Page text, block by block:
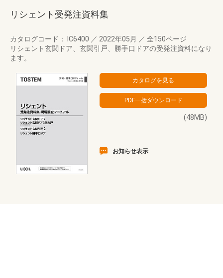
リシェント受発注資料集
カタログコード： IC6400 ／ 2022年05月 ／ 全150ページ
リシェント玄関ドア、玄関引戸、勝手口ドアの受発注資料になり
ます。
(48MB)
お知らせ表示